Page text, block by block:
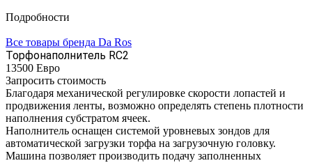
Подробности
Все товары бренда Da Ros
Торфонаполнитель RC2
13500 Евро
Запросить стоимость
Благодаря механической регулировке скорости лопастей и
продвижения ленты, возможно определять степень плотности
наполнения субстратом ячеек.
Наполнитель оснащен системой уровневых зондов для
автоматической загрузки торфа на загрузочную головку.
Машина позволяет производить подачу заполненных